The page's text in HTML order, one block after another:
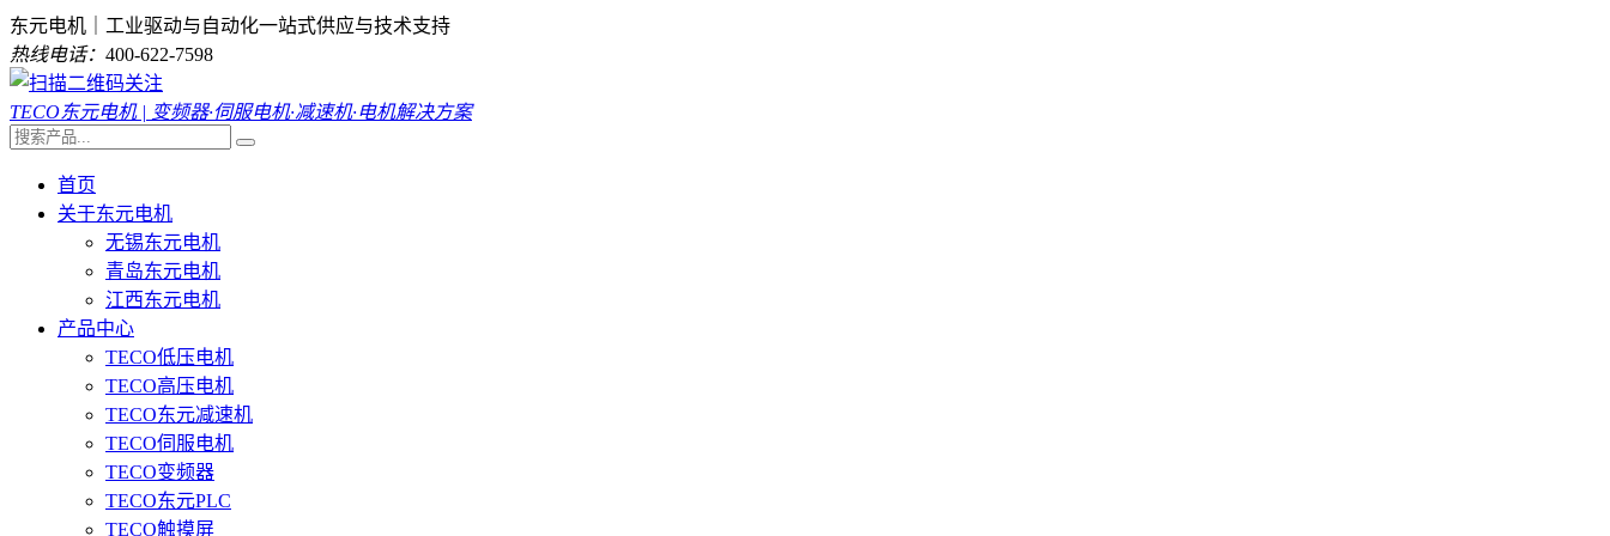
东元电机｜工业驱动与自动化一站式供应与技术支持
热线电话： 400-622-7598
TECO东元电机 | 变频器·伺服电机·减速机·电机解决方案
首页
关于东元电机
无锡东元电机
青岛东元电机
江西东元电机
产品中心
TECO低压电机
TECO高压电机
TECO东元减速机
TECO伺服电机
TECO变频器
TECO东元PLC
TECO触摸屏